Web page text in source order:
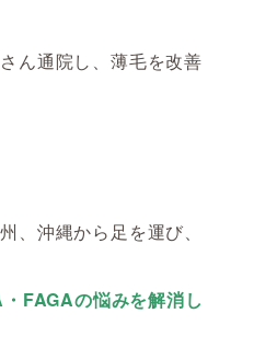
ん通院し、薄毛を改善
、沖縄から足を運び、
FAGAの悩みを解消し